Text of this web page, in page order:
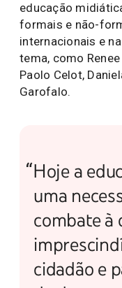
educação
formais e não-
internacionais e
tema, como
Paolo Celot,
Garofalo.
“Hoje a
uma
combate à
cidadão e